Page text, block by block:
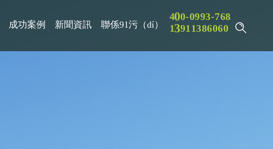
成功案例 新聞資訊 聯係91污（dí）
400-0993-768
1391 1386060